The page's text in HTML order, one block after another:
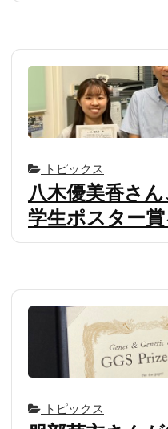
トピックス
八木優美香さん
学生ポスター
トピックス